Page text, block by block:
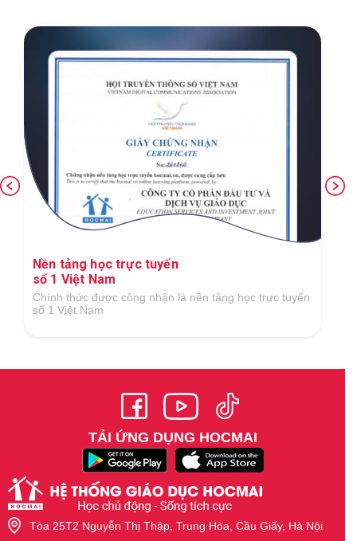
Nền tảng học trực tuyến
số 1 Việt Nam
Chính thức được công nhận là nền tảng học trực tuyến
số 1 Việt Nam
TẢI ỨNG DỤNG HOCMAI
Tòa 25T2 Nguyễn Thị Thập, Trung Hòa, Cầu Giấy, Hà Nội